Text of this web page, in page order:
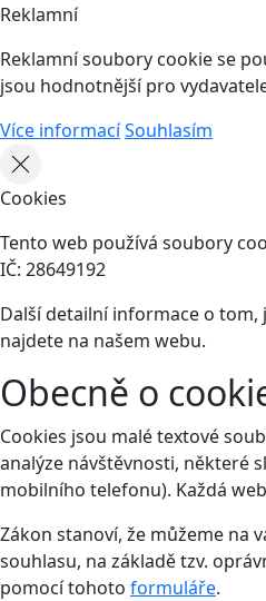
Reklamní
Reklamní soubory cookie se
jsou hodnotnější pro
Více informacíSouhlasím
Cookies
Tento web používá soubory
IČ: 28649192
Další detailní informace o tom,
najdete na našem webu.
Obecně o
Cookies jsou malé textové
analýze návštěvnosti, některé
mobilního telefonu). Každá
Zákon stanoví, že můžeme na
souhlasu, na základě tzv.
pomocí tohoto formuláře.